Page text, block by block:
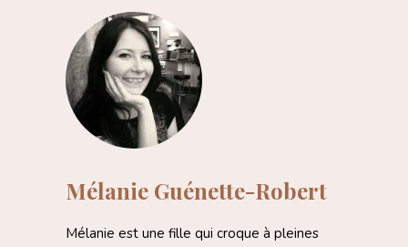
Mélanie Guénette-Robert
Mélanie est une fille qui croque à pleines